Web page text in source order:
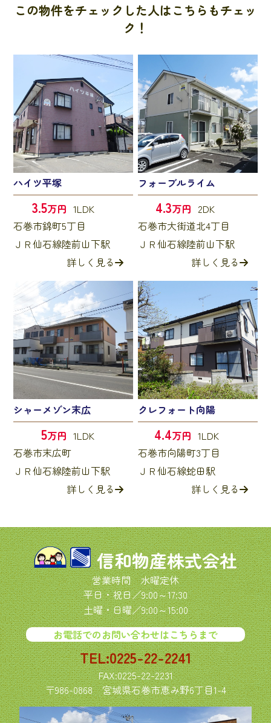
この物件をチェックした人はこちらもチェッ
ク！
ハイツ平塚
3.5万円 1LDK
石巻市錦町5丁目
ＪＲ仙石線陸前山下駅
詳しく見る
フォーブルライム
4.3万円 2DK
石巻市大街道北4丁目
ＪＲ仙石線陸前山下駅
詳しく見る
シャーメゾン末広
5万円 1LDK
石巻市末広町
ＪＲ仙石線陸前山下駅
詳しく見る
クレフォート向陽
4.4万円 1LDK
石巻市向陽町3丁目
ＪＲ仙石線蛇田駅
詳しく見る
信和物産株式会社
営業時間 水曜定休
平日・祝日／9:00～17:30
土曜・日曜／9:00～15:00
お電話でのお問い合わせはこちらまで
TEL:0225-22-2241
FAX:0225-22-2231
〒986-0868宮城県石巻市恵み野6丁目1-4